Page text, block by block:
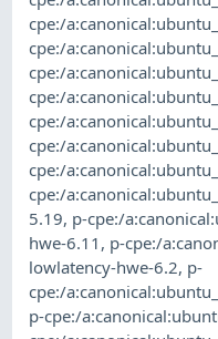
cpe:/
cpe:/
cpe:/
cpe:/
cpe:/
cpe:/
cpe:/
cpe:/
5.19, p-cpe:/
hwe-6.11 , p-cpe:/
lowlatency-hwe-6.2, p-
cpe:/
p-cpe:/